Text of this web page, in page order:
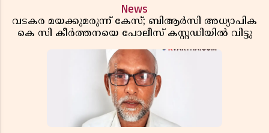
News
വടകര മയക്കുമരുന്ന് കേസ്; ബിആർസി അധ്യാപിക
കെ സി കീർത്തനയെ പോലീസ് കസ്റ്റഡിയിൽ വിട്ടു